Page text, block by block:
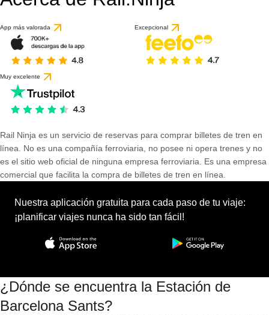
App más valorada Excepcional
Muy excelente
Rail Ninja es un servicio de reservas para comprar billetes de tren en
línea. No es una compañía ferroviaria, no posee ni opera trenes y no
es el sitio web oficial de ninguna empresa ferroviaria. Es una empresa
comercial que facilita la compra de billetes de tren en línea.
Nuestra aplicación gratuita para cada paso de tu viaje:
¡planificar viajes nunca ha sido tan fácil!
¿Dónde se encuentra la Estación de
Barcelona Sants?